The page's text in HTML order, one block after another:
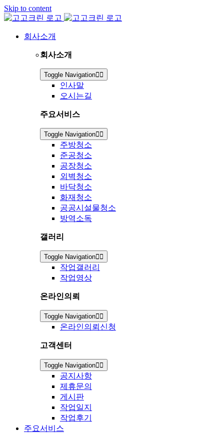
Skip to content
회사소개
회사소개
Toggle Navigation
인사말
오시는길
주요서비스
Toggle Navigation
주방청소
준공청소
공장청소
외벽청소
바닥청소
화재청소
공공시설물청소
방역소독
갤러리
Toggle Navigation
작업갤러리
작업영상
온라인의뢰
Toggle Navigation
온라인의뢰신청
고객센터
Toggle Navigation
공지사항
제휴문의
게시판
작업일지
작업후기
주요서비스